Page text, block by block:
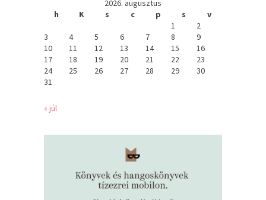
2026. augusztus
h
K s c p s
v
1
2
3
4 5 6 7 8
9
10
11 12 13 14 15
16
17
18 19 20 21 22
23
24
25 26 27 28 29
30
31
« júl